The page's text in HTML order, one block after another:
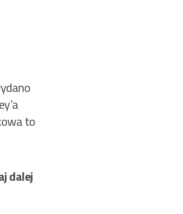
to
dalej„James